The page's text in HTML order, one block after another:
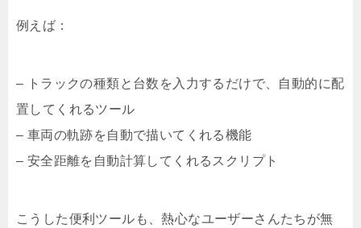
例えば：
– トラックの種類と台数を入力するだけで、自動的に配
置してくれるツール
– 車両の軌跡を自動で描いてくれる機能
– 安全距離を自動計算してくれるスクリプト
こうした便利ツールも、熱心なユーザーさんたちが無